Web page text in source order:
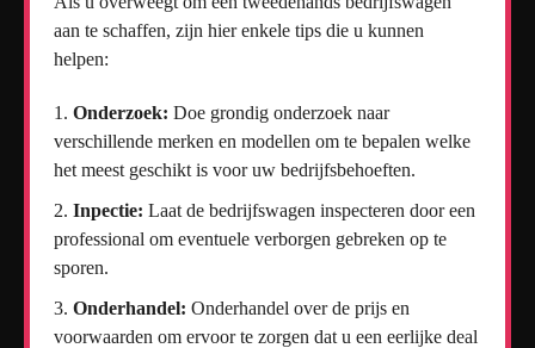
aan te schaffen, zijn hier enkele tips die u kunnen
helpen:
Onderzoek: Doe grondig onderzoek naar
verschillende merken en modellen om te bepalen welke
het meest geschikt is voor uw bedrijfsbehoeften.
Inpectie: Laat de bedrijfswagen inspecteren door een
professional om eventuele verborgen gebreken op te
sporen.
Onderhandel: Onderhandel over de prijs en
voorwaarden om ervoor te zorgen dat u een eerlijke deal